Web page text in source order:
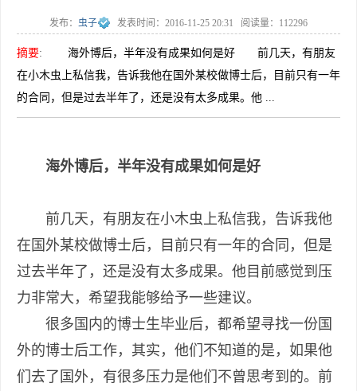
» »
发布： 虫子 发表时间： 2016-11-25 20:31 阅读量： 112296
摘要:
海外博后，半年没有成果如何是好 前几天，有朋友
在小木虫上私信我，告诉我他在国外某校做博士后，目前只有一年
的合同，但是过去半年了，还是没有太多成果。他 ...
海外博后，半年没有成果如何是好
前几天，有朋友在小木虫上私信我，告诉我他
在国外某校做博士后，目前只有一年的合同，但是
过去半年了，还是没有太多成果。他目前感觉到压
力非常大，希望我能够给予一些建议。
很多国内的博士生毕业后，都希望寻找一份国
外的博士后工作，其实，他们不知道的是，如果他
们去了国外，有很多压力是他们不曾思考到的。前